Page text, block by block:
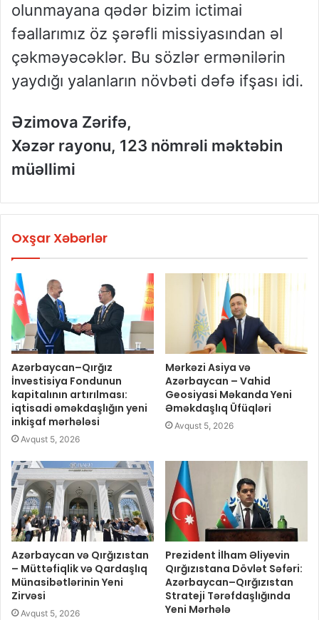
olunmayana qədər bizim ictimai
fəallarımız öz şərəfli missiyasından əl
çəkməyəcəklər. Bu sözlər ermənilərin
yaydığı yalanların növbəti dəfə ifşası idi.
Əzimova Zərifə,
Xəzər rayonu, 123 nömrəli məktəbin
müəllimi
Oxşar Xəbərlər
Azərbaycan–Qırğız
İnvestisiya Fondunun
kapitalının artırılması:
iqtisadi əməkdaşlığın yeni
inkişaf mərhələsi
Avqust 5, 2026
Mərkəzi Asiya və
Azərbaycan – Vahid
Geosiyasi Məkanda Yeni
Əməkdaşlıq Üfüqləri
Avqust 5, 2026
Azərbaycan və Qırğızıstan
– Müttəfiqlik və Qardaşlıq
Münasibətlərinin Yeni
Zirvəsi
Avqust 5, 2026
Prezident İlham Əliyevin
Qırğızıstana Dövlət Səfəri:
Azərbaycan–Qırğızıstan
Strateji Tərəfdaşlığında
Yeni Mərhələ